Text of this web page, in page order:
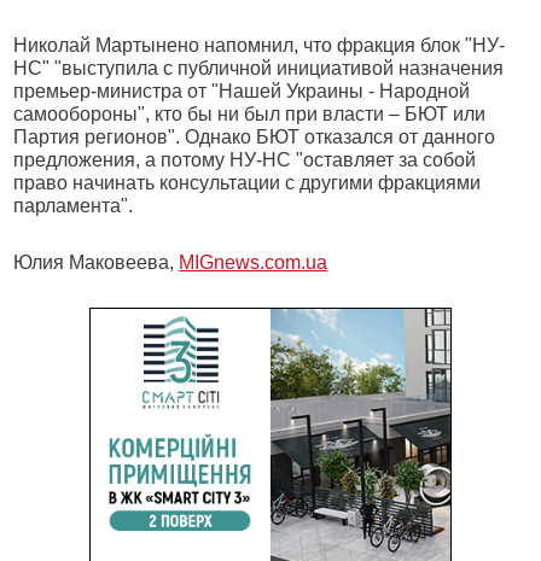
Николай Мартынено напомнил, что фракция блок "НУ-
НС" "выступила с публичной инициативой назначения
премьер-министра от "Нашей Украины - Народной
самообороны", кто бы ни был при власти – БЮТ или
Партия регионов". Однако БЮТ отказался от данного
предложения, а потому НУ-НС "оставляет за собой
право начинать консультации с другими фракциями
парламента".
Юлия Маковеева, MIGnews.com.ua